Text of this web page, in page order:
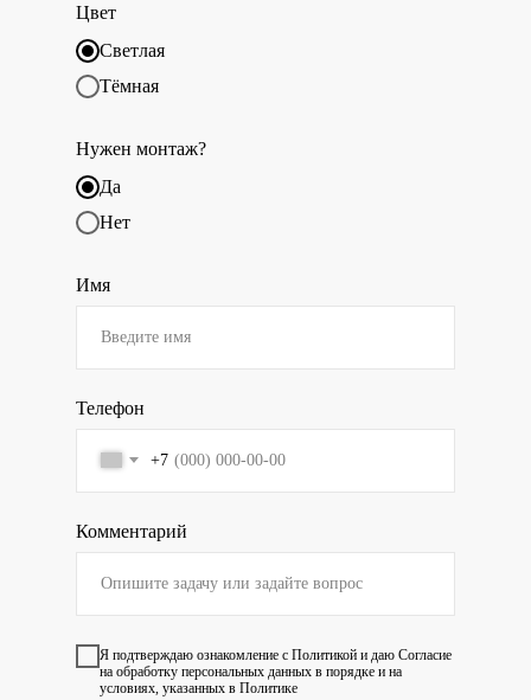
Цвет
Светлая
Тёмная
Нужен монтаж?
Да
Нет
Имя
Телефон
+7
Комментарий
Я подтверждаю ознакомление с Политикой и даю Согласие
на обработку персональных данных в порядке и на
условиях, указанных в Политике